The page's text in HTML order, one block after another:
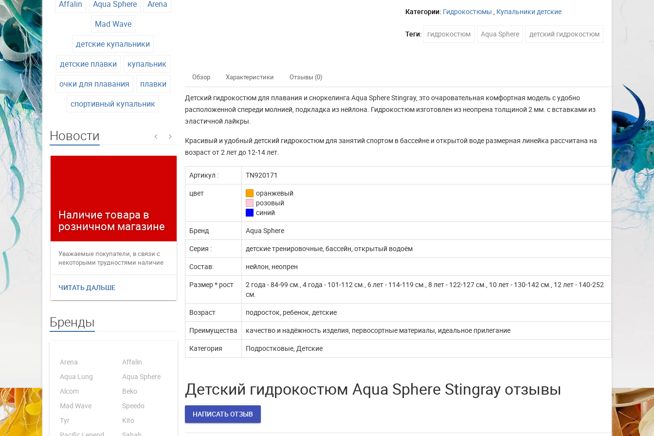
Affalin Aqua Sphere
Arena
Mad Wave
детские купальники
детские плавки
купальник
очки для плавания
плавки
спортивный купальник
Новости
Наличие товара в
розничном магазине
Уважаемые покупатели, в связи с
некоторыми трудностями наличие
ЧИТАТЬ ДАЛЬШЕ
Временно не доступны
платежи через ЮКассу
Уважаемые покупатели! В связи с
электронные платежи через п...
ЧИТАТЬ ДАЛЬШЕ
работает
В эти сложные дни, наш интернет
ЧИТАТЬ ДАЛЬШЕ
со с...
ЧИТАТЬ ДАЛЬШЕ
Бренды
Arena
Affalin
Aqua Lung
Aqua Sphere
Alcom
Beko
Mad Wave
Speedo
Tyr
Kito
Категории: Гидрокостюмы , Купальники детские
Теги: гидрокостюм Aqua Sphere детский гидрокостюм
Обзор Характеристики Отзывы (0)
Детский гидрокостюм для плавания и сноркелинга Aqua Sphere Stingray, это очаровательная комфортная модель с удобно
расположенной спереди молнией, подкладка из нейлона. Гидрокостюм изготовлен из неопрена толщиной 2 мм. с вставками из
эластичной лайкры.
Красивый и удобный детский гидрокостюм для занятий спортом в бассейне и открытой воде размерная линейка рассчитана на
возраст от 2 лет до 12-14 лет.
Артикул :
TN920171
цвет
оранжевый
розовый
синий
Бренд
Aqua Sphere
Серия :
детские тренировочные, бассейн, открытый водоём
Состав:
нейлон, неопрен
Размер * рост
2 года - 84-99 см., 4 года - 101-112 см., 6 лет - 114-119 см., 8 лет - 122-127 см., 10 лет - 130-142 см., 12 лет - 140-252
см.
Возраст
подросток, ребенок, детские
Преимущества
качество и надёжность изделия, первосортные материалы, идеальное прилегание
Категория
Подростковые, Детские
Детский гидрокостюм Aqua Sphere Stingray отзывы
НАПИСАТЬ ОТЗЫВ